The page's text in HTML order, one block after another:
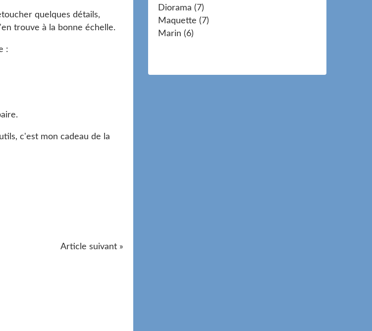
quelques détails,
trouve à la bonne échelle.
:
c'est mon cadeau de la
Article suivant »
Diorama (7)
Maquette (7)
Marin (6)